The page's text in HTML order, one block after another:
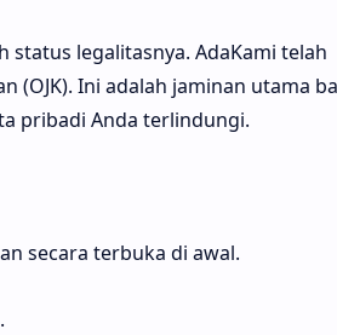
legalitasnya. AdaKami telah
(OJK). Ini adalah jaminan utama
pribadi Anda terlindungi.
secara terbuka di awal.